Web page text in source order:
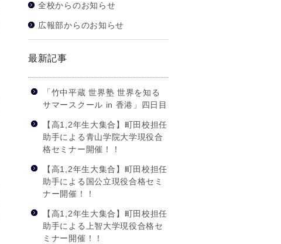
全校からのお知らせ
広報部からのお知らせ
最新記事
「竹中平蔵 世界塾 世界を知る
サマースクール in 香港」四日目
【高1,2年生大集合】町田校担任
助手による青山学院大学現役合
格セミナー開催！！
【高1,2年生大集合】町田校担任
助手による国公立現役合格セミ
ナー開催！！
【高1,2年生大集合】町田校担任
助手による上智大学現役合格セ
ミナー開催！！